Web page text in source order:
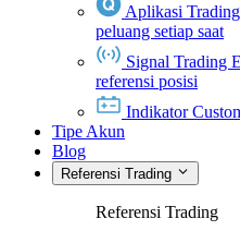
Aplikasi
peluang setiap saat
Signal Trading
referensi posisi
Indikator
Tipe Akun
Blog
Referensi Trading
Referensi Trading